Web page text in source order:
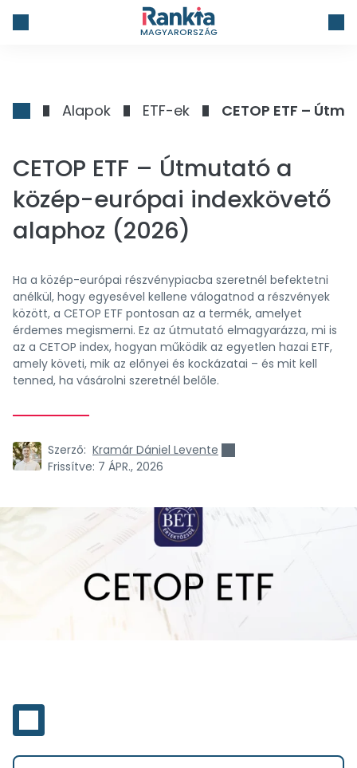
MAGYARORSZÁG
Alapok ETF-ek CETOP ETF –
CETOP ETF – Útmutató a
közép-európai indexkövető
alaphoz (2026)
Ha a közép-európai részvénypiacba szeretnél befektetni
anélkül, hogy egyesével kellene válogatnod a részvények
között, a CETOP ETF pontosan az a termék, amelyet
érdemes megismerni. Ez az útmutató elmagyarázza, mi is
az a CETOP index, hogyan működik az egyetlen hazai ETF,
amely követi, mik az előnyei és kockázatai – és mit kell
tenned, ha vásárolni szeretnél belőle.
Szerző: Kramár Dániel Levente
Frissítve: 7 ÁPR., 2026